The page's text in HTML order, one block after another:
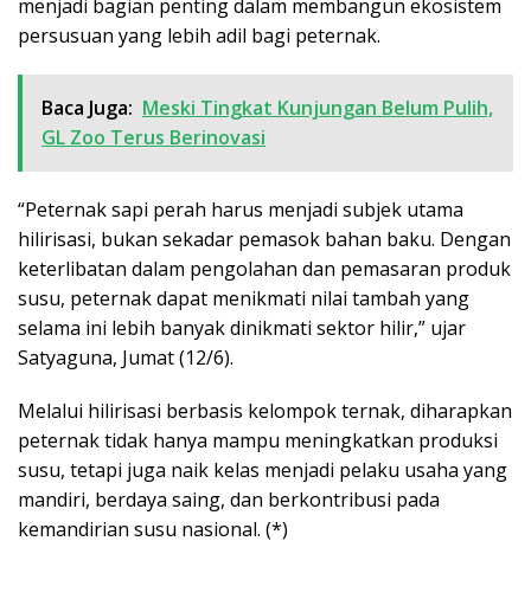
menjadi bagian penting dalam membangun ekosistem
persusuan yang lebih adil bagi peternak.
Baca Juga: Meski Tingkat Kunjungan Belum Pulih,
GL Zoo Terus Berinovasi
“Peternak sapi perah harus menjadi subjek utama
hilirisasi, bukan sekadar pemasok bahan baku. Dengan
keterlibatan dalam pengolahan dan pemasaran produk
susu, peternak dapat menikmati nilai tambah yang
selama ini lebih banyak dinikmati sektor hilir,” ujar
Satyaguna, Jumat (12/6).
Melalui hilirisasi berbasis kelompok ternak, diharapkan
peternak tidak hanya mampu meningkatkan produksi
susu, tetapi juga naik kelas menjadi pelaku usaha yang
mandiri, berdaya saing, dan berkontribusi pada
kemandirian susu nasional. (*)